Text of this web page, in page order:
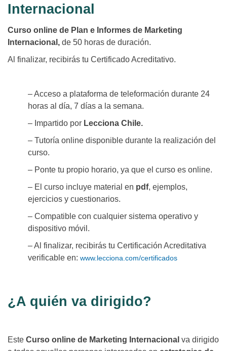
Internacional
Curso online de Plan e Informes de Marketing
Internacional, de 50 horas de duración.
Al finalizar, recibirás tu Certificado Acreditativo.
– Acceso a plataforma de teleformación durante 24
horas al día, 7 días a la semana.
– Impartido por Lecciona Chile.
– Tutoría online disponible durante la realización del
curso.
– Ponte tu propio horario, ya que el curso es online.
– El curso incluye material en pdf, ejemplos,
ejercicios y cuestionarios.
– Compatible con cualquier sistema operativo y
dispositivo móvil.
– Al finalizar, recibirás tu Certificación Acreditativa
verificable en: www.lecciona.com/certificados
¿A quién va dirigido?
Este Curso online de Marketing Internacional va dirigido